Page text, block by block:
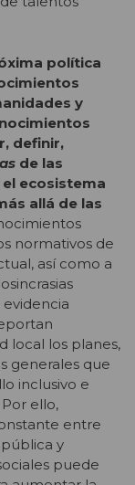
política
y
definir,
de las
ecosistema
allá de las
normativos de
así como a
evidencia
local los planes,
generales que
inclusivo e
ello,
entre
y
puede